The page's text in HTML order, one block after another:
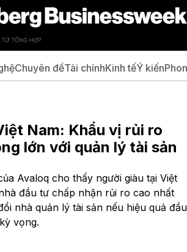
Chuyên đềTài chínhKinh tếÝ kiến
Nam: Khẩu vị rủi ro
lớn với quản lý tài sản
Avaloq cho thấy người giàu tại Việt
đầu tư chấp nhận rủi ro cao nhất
nhà quản lý tài sản nếu hiệu quả đầu
vọng.